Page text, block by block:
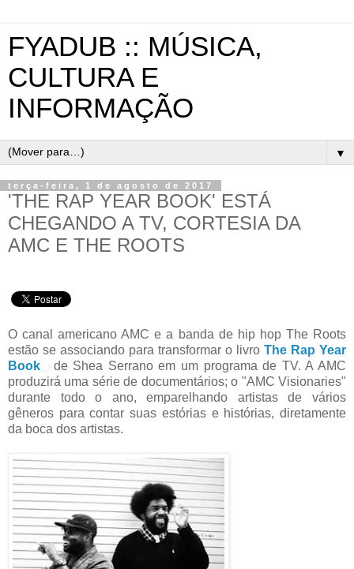
FYADUB :: MÚSICA,
CULTURA E
INFORMAÇÃO
▼
terça-feira, 1 de agosto de 2017
'THE RAP YEAR BOOK' ESTÁ
CHEGANDO A TV, CORTESIA DA
AMC E THE ROOTS
O canal americano AMC e a banda de hip hop The Roots
estão se associando para transformar o livro The Rap Year
Book
de Shea Serrano em um programa de TV. A AMC
produzirá uma série de documentários; o "AMC Visionaries"
durante todo o ano, emparelhando artistas de vários
gêneros para contar suas estórias e histórias, diretamente
da boca dos artistas.